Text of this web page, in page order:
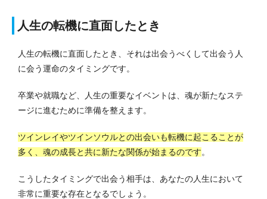
人生の転機に直面したとき
人生の転機に直面したとき、それは出会うべくして出会う人
に会う運命のタイミングです。
卒業や就職など、人生の重要なイベントは、魂が新たなステ
ージに進むために準備を整えます。
ツインレイやツインソウルとの出会いも転機に起こることが
多く、魂の成長と共に新たな関係が始まるのです。
こうしたタイミングで出会う相手は、あなたの人生において
非常に重要な存在となるでしょう。